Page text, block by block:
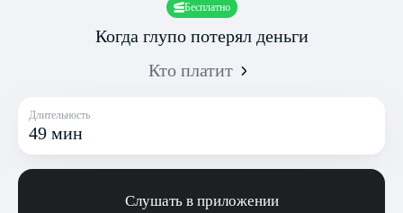
Бесплатно
Когда глупо потерял деньги
Кто платит
Длительность
49 мин
Слушать в приложении